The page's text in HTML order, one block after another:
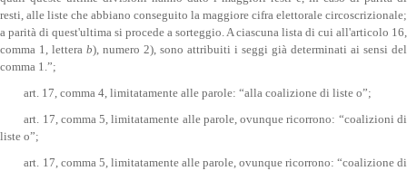
resti, alle liste che abbiano conseguito la maggiore cifra elettorale circoscrizionale;
a parità di quest'ultima si procede a sorteggio. A ciascuna lista di cui all'articolo 16,
comma 1, lettera b), numero 2), sono attribuiti i seggi già determinati ai sensi del
comma 1.”;
art. 17, comma 4, limitatamente alle parole: “alla coalizione di liste o”;
art. 17, comma 5, limitatamente alle parole, ovunque ricorrono: “coalizioni di
liste o”;
art. 17, comma 5, limitatamente alle parole, ovunque ricorrono: “coalizione di